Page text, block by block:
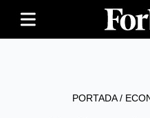
PORTADA/